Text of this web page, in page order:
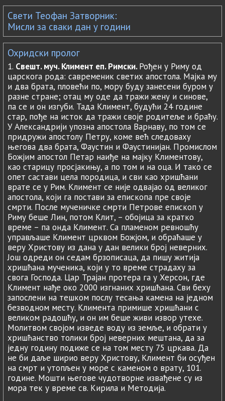
Свети Теофан Затворник:
Мисли за сваки дан у години
Охридски пролог
1. Свешт. муч. Климент еп. Римски.Рођен у Риму од
царскога рода: савременик светих апостола. Мајка му
и два брата, пловећи по, мору буду занесени буром у
разне стране; отац му оде да тражи жену и синове,
па се и он изгуби. Тада Климент, будући 24 године
стар, пође на исток да тражи своје родитеље и браћу.
У Александрији упозна апостола Варнаву, по том се
придружи апостолу Петру, коме већ следоваху
његова два брата, Фаустин и Фаустинијан. Промислом
Божјим апостол Петар наиђе на мајку Климентову,
као старицу просјакињу, а по том и на оца. И тако се
опет састави цела породица, и сви као хришћани
врате се у Рим. Климент се није одвајао од великог
апостола, који га постави за епископа пре своје
смрти. После мученичке смрти Петрове епископ у
Риму беше Лин, потом Клит, – обојица за кратко
време – па онда Климент. Са пламеном ревношћу
управљаше Климент црквом Божјом, и обраћаше у
веру Христову из дана у дан велики број неверних.
Још одреди он седам брзописаца, да пишу житија
хришћана мученика, који у то време страдаху за
свога Господа. Цар Трајан протера га у Херсон, где
Климент нађе око 2000 изгнаних хришћана. Сви беху
запослени на тешком послу тесања камена на једном
безводном месту. Климента примише хришћани с
великом радошћу, и он им беше живи извор утехе.
Молитвом својом изведе воду из земље, и обрати у
хришћанство толики број неверних мештана, да за
једну годину подиже се на том месту 75 цркава. Да
не би даље ширио веру Христову, Климент би осуђен
на смрт и утопљен у море с каменом о врату, 101.
године. Мошти његове чудотворне извађене су из
мора тек у време св. Кирила и Методија.